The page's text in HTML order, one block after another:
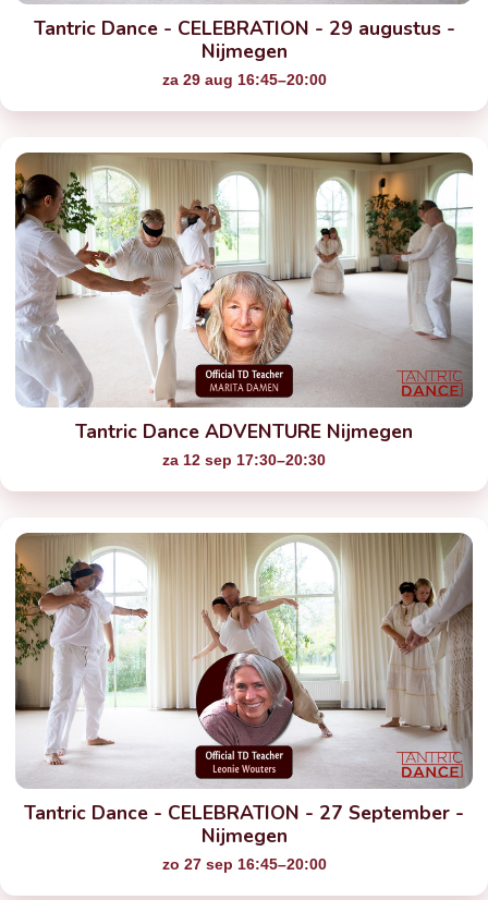
Tantric Dance - CELEBRATION - 29 augustus -
Nijmegen
za 29 aug 16:45–20:00
Tantric Dance ADVENTURE Nijmegen
za 12 sep 17:30–20:30
Tantric Dance - CELEBRATION - 27 September -
Nijmegen
zo 27 sep 16:45–20:00